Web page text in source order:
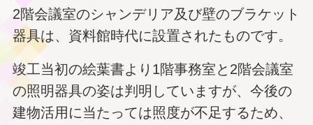
2階会議室のシャンデリア及び壁のブラケット
器具は、資料館時代に設置されたものです。
竣工当初の絵葉書より1階事務室と2階会議室
の照明器具の姿は判明していますが、今後の
建物活用に当たっては照度が不足するため、